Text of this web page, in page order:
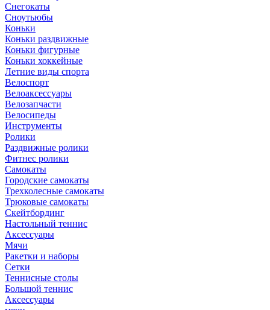
Снегокаты
Сноутьюбы
Коньки
Коньки раздвижные
Коньки фигурные
Коньки хоккейные
Летние виды спорта
Велоспорт
Велоаксессуары
Велозапчасти
Велосипеды
Инструменты
Ролики
Раздвижные ролики
Фитнес ролики
Самокаты
Городские самокаты
Трехколесные самокаты
Трюковые самокаты
Скейтбординг
Настольный теннис
Аксессуары
Мячи
Ракетки и наборы
Сетки
Теннисные столы
Большой теннис
Аксессуары